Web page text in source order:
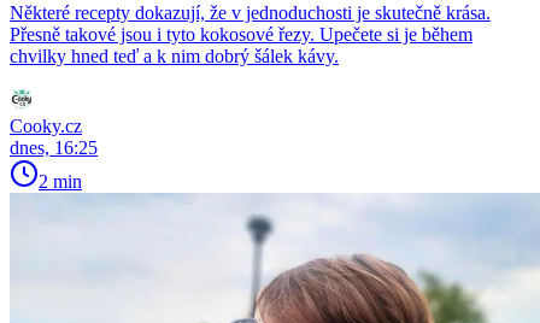
Některé recepty dokazují, že v jednoduchosti je skutečně krása.
Přesně takové jsou i tyto kokosové řezy. Upečete si je během
chvilky hned teď a k nim dobrý šálek kávy.
Cooky.cz
dnes, 16:25
2 min